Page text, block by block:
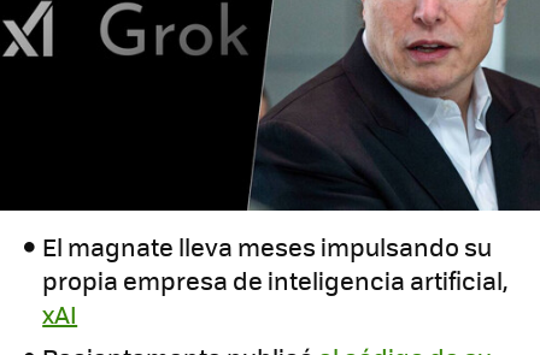
El magnate lleva meses impulsando su
propia empresa de inteligencia artificial,
xAI